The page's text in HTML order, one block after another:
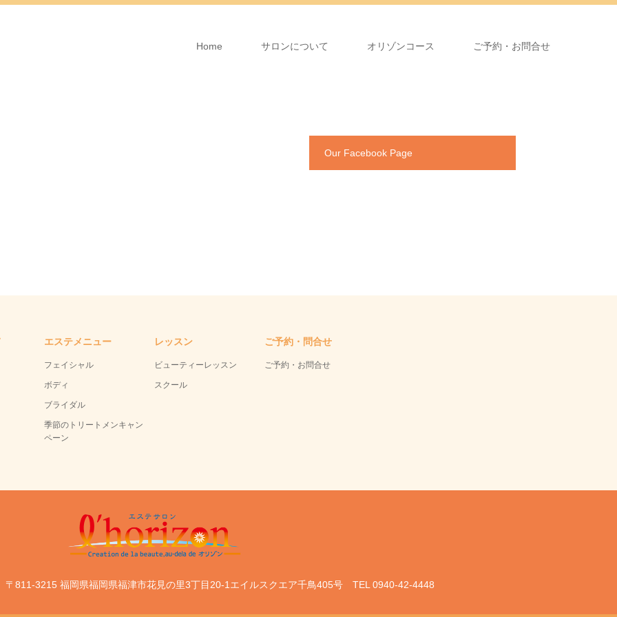
Home サロンについて オリゾンコース ご予約・お問合せ
Our Facebook Page
エステメニュー
フェイシャル
ボディ
ブライダル
季節のトリートメンキャン
ペーン
レッスン
ビューティーレッスン
スクール
ご予約・問合せ
ご予約・お問合せ
〒811-3215 福岡県福岡県福津市花見の里3丁目20-1エイルスクエア千鳥405号 TEL 0940-42-4448